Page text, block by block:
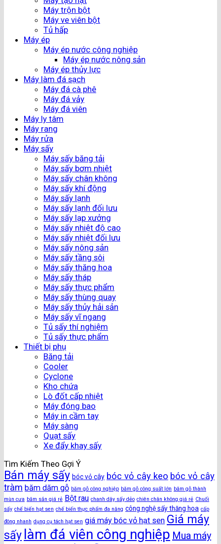
Máy trộn bột
Máy ve viên bột
Tủ hấp
Máy ép
Máy ép nước công nghiệp
Máy ép nước nông sản
Máy ép thủy lực
Máy làm đá sạch
Máy đá cà phê
Máy đá vảy
Máy đá viên
Máy ly tâm
Máy rang
Máy rửa
Máy sấy
Máy sấy băng tải
Máy sấy bơm nhiệt
Máy sấy chân không
Máy sấy khí động
Máy sấy lạnh
Máy sấy lạnh đối lưu
Máy sấy lạp xưởng
Máy sấy nhiệt độ cao
Máy sấy nhiệt đối lưu
Máy sấy nông sản
Máy sấy tầng sôi
Máy sấy thăng hoa
Máy sấy tháp
Máy sấy thực phẩm
Máy sấy thùng quay
Máy sấy thủy hải sản
Máy sấy vĩ ngang
Tủ sấy thí nghiệm
Tủ sấy thực phẩm
Thiết bị phụ
Băng tải
Cooler
Cyclone
Kho chứa
Lò đốt cấp nhiệt
Máy đóng bao
Máy in cầm tay
Máy sàng
Quạt sấy
Xe đẩy khay sấy
Tìm Kiếm Theo Gợi Ý
Bán máy sấy bóc vỏ cây bóc vỏ cây keo bóc vỏ cây
tràm băm dăm gỗ băm gỗ công nghiệp băm gỗ công suất lớn băm gỗ thành
mùn cưa băm sắn giá rẻ Bột rau chanh dây sấy dẻo chiên chân không giá rẻ Chuối
sấy chế biến hạt sen chế biến thực phẩm đa năng công nghệ sấy thăng hoa cấp
đông nhanh dụng cụ tách hạt sen giá máy bóc vỏ hạt sen Giá máy
sấy làm đá viên công nghiệp Mua máy